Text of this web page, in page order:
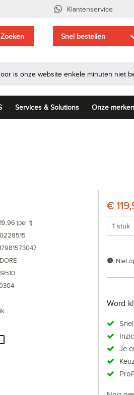
Klantenservice
Zoeken Snel bestellen
is onze website enkele minuten niet
Services & Solutions Onze merken
(per 1)
€
Niet
Word
Je